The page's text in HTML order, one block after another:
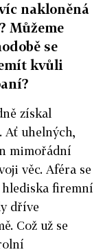
nakloněná
Můžeme
se
kvůli
získal
Ať uhelných,
mimořádní
věc. Aféra se
hlediska firemní
dříve
Což už se